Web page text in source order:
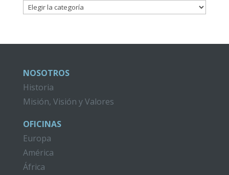
Categorías
NOSOTROS
Historia
Misión, Visión y Valores
OFICINAS
Europa
América
África